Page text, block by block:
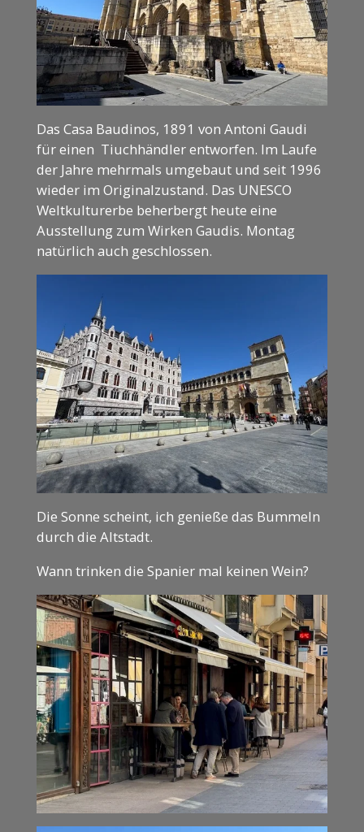
Das Casa Baudinos, 1891 von Antoni Gaudi
für einen Tiuchhändler entworfen. Im Laufe
der Jahre mehrmals umgebaut und seit 1996
wieder im Originalzustand. Das UNESCO
Weltkulturerbe beherbergt heute eine
Ausstellung zum Wirken Gaudis. Montag
natürlich auch geschlossen.
Die Sonne scheint, ich genieße das Bummeln
durch die Altstadt.
Wann trinken die Spanier mal keinen Wein?